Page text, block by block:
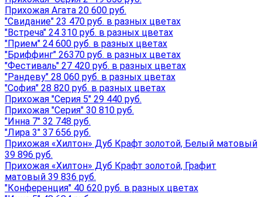
Прихожая Агата 20 600 руб.
"Свидание" 23 470 руб. в разных цветах
"Встреча" 24 310 руб. в разных цветах
"Прием" 24 600 руб. в разных цветах
"Бриффинг" 26370 руб. в разных цветах
"Фестиваль" 27 420 руб. в разных цветах
"Рандеву" 28 060 руб. в разных цветах
"София" 28 820 руб. в разных цветах
Прихожая "Серия 5" 29 440 руб.
Прихожая "Серия" 30 810 руб.
"Инна 7" 32 748 руб.
"Лира 3" 37 656 руб.
Прихожая «Хилтон» Дуб Крафт золотой, Белый матовый
39 896 руб.
Прихожая «Хилтон» Дуб Крафт золотой, Графит
матовый 39 836 руб.
"Конференция" 40 620 руб. в разных цветах